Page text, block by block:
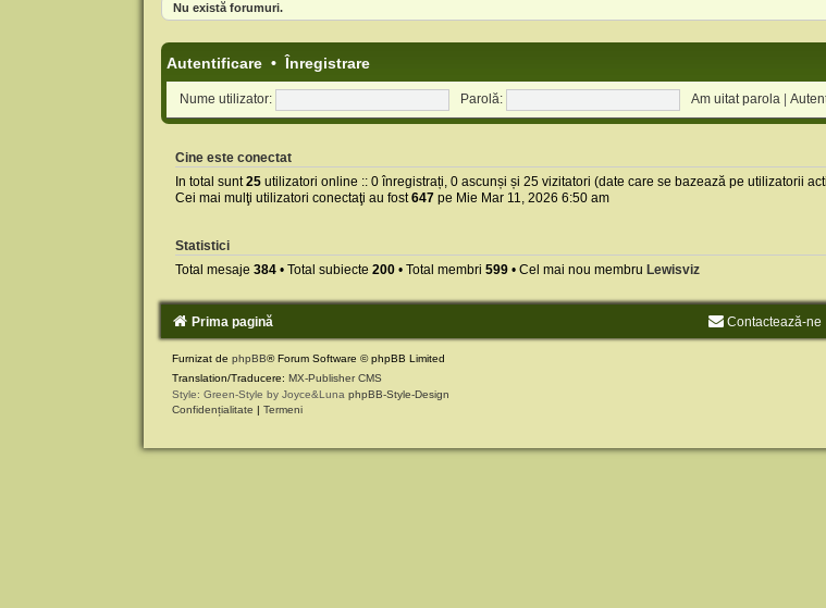
Nu există forumuri.
Autentificare• Înregistrare
Nume utilizator: Parolă: Am uitat parola
Cine este conectat
In total sunt25utilizatori online :: 0 înregistrați, 0 ascunși și 25 vizitatori (date care se bazează pe utilizatorii
Cei mai mulţi utilizatori conectaţi au fost647pe Mie Mar 11, 2026 6:50 am
Statistici
Total mesaje 384• Total subiecte 200• Total membri 599• Cel mai nou membru Lewisviz
Prima pagină Contactează-ne
Furnizat de phpBB® Forum Software © phpBB Limited
Translation/Traducere: MX-Publisher CMS
Style: Green-Style by Joyce&Luna phpBB-Style-Design
Confidențialitate | Termeni